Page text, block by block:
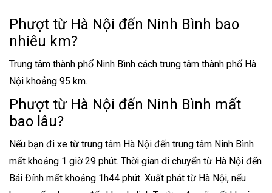
Phượt từ Hà Nội đến Ninh Bình bao
nhiêu km?
Trung tâm thành phố Ninh Bình cách trung tâm thành phố Hà
Nội khoảng 95 km.
Phượt từ Hà Nội đến Ninh Bình mất
bao lâu?
Nếu bạn đi xe từ trung tâm Hà Nội đến trung tâm Ninh Bình
mất khoảng 1 giờ 29 phút. Thời gian di chuyển từ Hà Nội đến
Bái Đính mất khoảng 1h44 phút. Xuất phát từ Hà Nội, nếu